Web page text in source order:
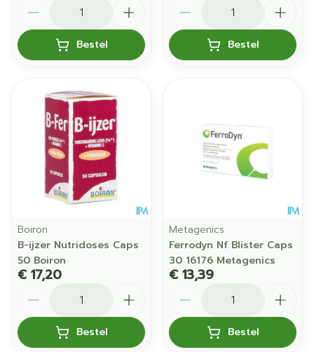
Bestel Bestel
Boiron
B-ijzer Nutridoses Caps
50 Boiron
€ 17,20
Bestel
Metagenics
Ferrodyn Nf Blister Caps
30 16176 Metagenics
€ 13,39
Bestel